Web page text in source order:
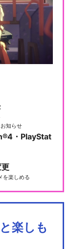
知らせ
・PlayStat
を楽しめる
楽しも